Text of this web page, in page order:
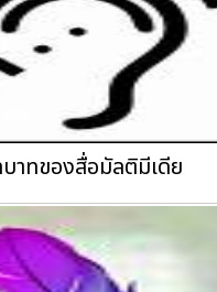
าทของสื่อมัลติมีเดีย